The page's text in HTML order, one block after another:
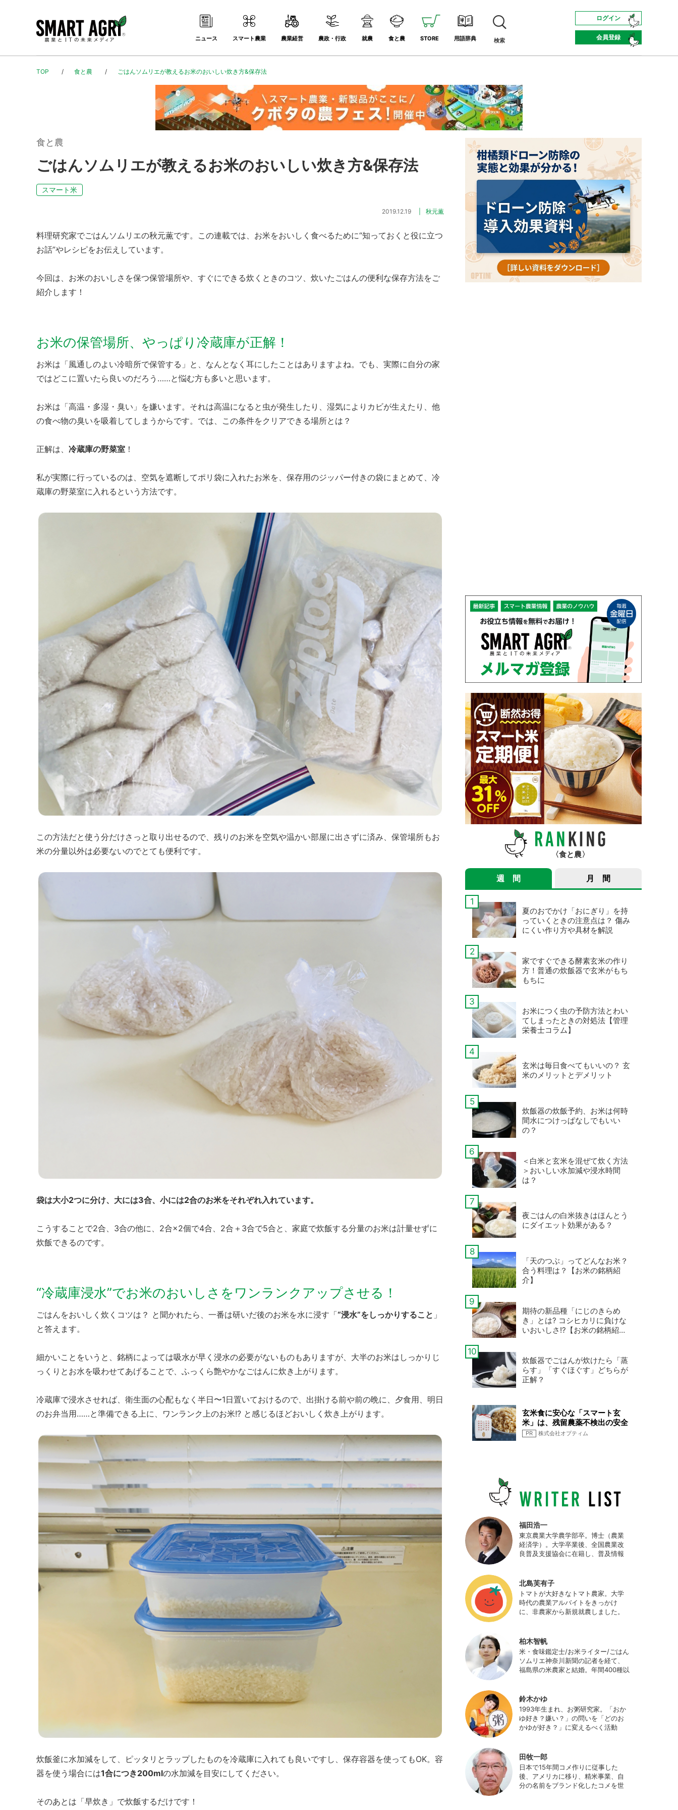
ニュース スマート農業 農業経営 農政・行政 就農 食と農 STORE 用語辞典 検索
ログイン
会員登録
TOP 食と農 ごはんソムリエが教えるお米のおいしい炊き方&保存法
食と農
ごはんソムリエが教えるお米のおいしい炊き方&保存法
スマート米
2019.12.19 秋元薫
料理研究家でごはんソムリエの秋元薫です。この連載では、お米をおいしく食べるために“知っておくと役に立つ
お話”やレシピをお伝えしています。
今回は、お米のおいしさを保つ保管場所や、すぐにできる炊くときのコツ、炊いたごはんの便利な保存方法をご
紹介します！
お米の保管場所、やっぱり冷蔵庫が正解！
お米は「風通しのよい冷暗所で保管する」と、なんとなく耳にしたことはありますよね。でも、実際に自分の家
ではどこに置いたら良いのだろう……と悩む方も多いと思います。
お米は「高温・多湿・臭い」を嫌います。それは高温になると虫が発生したり、湿気によりカビが生えたり、他
の食べ物の臭いを吸着してしまうからです。では、この条件をクリアできる場所とは？
正解は、 冷蔵庫の野菜室 ！
私が実際に行っているのは、空気を遮断してポリ袋に入れたお米を、保存用のジッパー付きの袋にまとめて、冷
蔵庫の野菜室に入れるという方法です。
この方法だと使う分だけさっと取り出せるので、残りのお米を空気や温かい部屋に出さずに済み、保管場所もお
米の分量以外は必要ないのでとても便利です。
袋は大小2つに分け、大には3合、小には2合のお米をそれぞれ入れています。
こうすることで2合、3合の他に、2合×2個で4合、2合＋3合で5合と、家庭で炊飯する分量のお米は計量せずに
炊飯できるのです。
“冷蔵庫浸水”でお米のおいしさをワンランクアップさせる！
ごはんをおいしく炊くコツは？ と聞かれたら、一番は研いだ後のお米を水に浸す「“浸水”をしっかりすること 」
と答えます。
細かいことをいうと、銘柄によっては吸水が早く浸水の必要がないものもありますが、大半のお米はしっかりじ
っくりとお水を吸わせてあげることで、ふっくら艶やかなごはんに炊き上がります。
冷蔵庫で浸水させれば、衛生面の心配もなく半日〜1日置いておけるので、出掛ける前や前の晩に、夕食用、明日
のお弁当用……と準備できる上に、ワンランク上のお米!? と感じるほどおいしく炊き上がります。
炊飯釜に水加減をして、ピッタリとラップしたものを冷蔵庫に入れても良いですし、保存容器を使ってもOK。容
器を使う場合には1合につき200mlの水加減を目安にしてください。
そのあとは「早炊き」で炊飯するだけです！
食と農
週 間 月 間
夏のおでかけ「おにぎり」を持
っていくときの注意点は？ 傷み
にくい作り方や具材を解説
家ですぐできる酵素玄米の作り
方！普通の炊飯器で玄米がもち
もちに
お米につく虫の予防方法とわい
てしまったときの対処法【管理
栄養士コラム】
玄米は毎日食べてもいいの？ 玄
米のメリットとデメリット
炊飯器の炊飯予約、お米は何時
間水につけっぱなしでもいい
の？
＜白米と玄米を混ぜて炊く方法
＞おいしい水加減や浸水時間
は？
夜ごはんの白米抜きはほんとう
にダイエット効果がある？
「天のつぶ」ってどんなお米？
合う料理は？【お米の銘柄紹
介】
期待の新品種「にじのきらめ
き」とは? コシヒカリに負けな
いおいしさ!?【お米の銘柄紹
炊飯器でごはんが炊けたら「蒸
らす」「すぐほぐす」どちらが
正解？
玄米食に安心な「スマート玄
米」は、残留農薬不検出の安全
なお米です
PR 株式会社オプティム
福田浩一
東京農業大学農学部卒。博士（農業
経済学）。大学卒業後、全国農業改
良普及支援協会に在籍し、普及情報
（元情報部長）。2011年に株式会社
日本農業サポート研究所を創業し、
海外のICT利用の実証試験や農産物輸
出などに関わった。主にスマート農
業の実証試験やコンサルなどに携わ
http://www.ijas.co.jp/
北島芙有子
トマトが大好きなトマト農家。大学
時代の農業アルバイトをきっかけ
に、非農家から新規就農しました。
最近はWeb関連の仕事も始め、半農
半Xの生活。
柏木智帆
米・食味鑑定士/お米ライター/ごはん
ソムリエ神奈川新聞の記者を経て、
福島県の米農家と結婚。年間400種以
イベント、講演活動など、お米の魅
力を伝える活動を行っている。ま
た、4歳の娘の食事やお弁当づくりを
通して、食育にも目を向けている。
プロフィール写真 ©杉山晃造
鈴木かゆ
1993年生まれ、お粥研究家。「おか
ゆ好き？嫌い？」の問いを「どのお
かゆが好き？」に変えるべく活動
アにてお粥レシピ/レポ/歴史/文化な
どを発信中。JAPAN MENSA会員。
田牧一郎
日本で15年間コメ作りに従事した
後、アメリカに移り、精米事業、自
分の名前をブランド化したコメを世